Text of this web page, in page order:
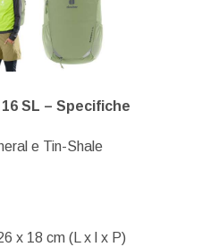
SL – Specifiche
e Tin-Shale
x 18 cm (L x l x P)